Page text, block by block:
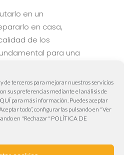
de terceros para mejorar nuestros servicios
sus preferencias mediante el análisis de
para más información. Puedes aceptar
todo”, configurarlas pulsando en "Ver
en "Rechazar" POLÍTICA DE
en un
en casa,
de los
para una
& Marketing
18 – 606 50 61 62